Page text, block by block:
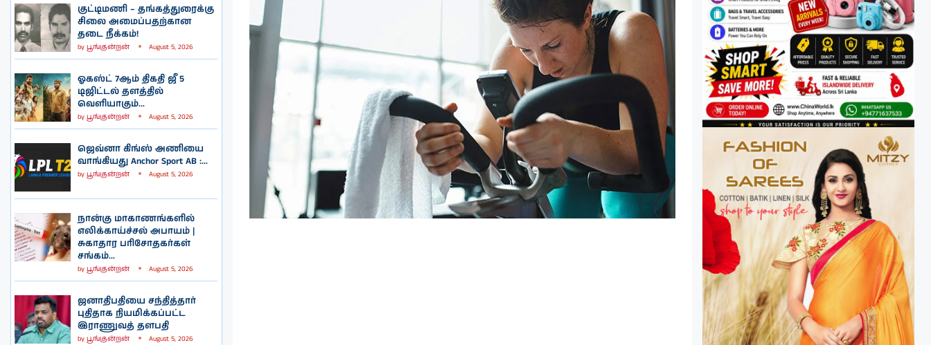
குட்டிமணி – தங்கத்துரைக்கு
சிலை அமைப்பதற்கான
தடை நீக்கம்!
by பூங்குன்றன் August 5, 2026
ஓகஸ்ட் 7ஆம் திகதி ஜீ 5
டிஜிட்டல் தளத்தில்
வெளியாகும்...
by பூங்குன்றன் August 5, 2026
ஜெவ்னா கிங்ஸ் அணியை
வாங்கியது Anchor Sport AB :...
by பூங்குன்றன் August 5, 2026
நான்கு மாகாணங்களில்
எலிக்காய்ச்சல் அபாயம் |
சுகாதார பரிசோதகர்கள்
சங்கம்...
by பூங்குன்றன் August 5, 2026
ஜனாதிபதியை சந்தித்தார்
புதிதாக நியமிக்கப்பட்ட
இராணுவத் தளபதி
by பூங்குன்றன் August 5, 2026